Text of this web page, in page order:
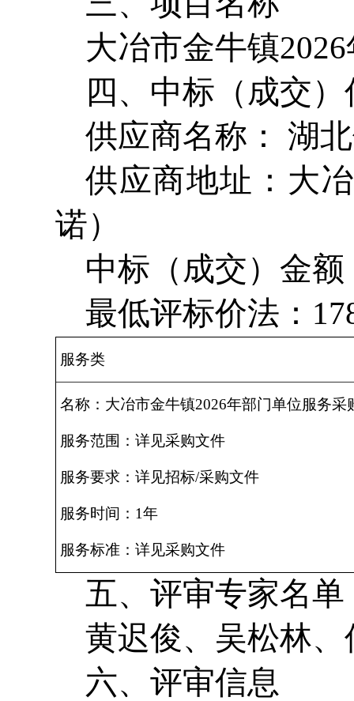
大冶市金牛镇
四、中标（成交）
供应商名称： 湖
供应商地址：大
诺）
中标（成交）金额
最低评标价法：
服务类
名称：大冶市金牛镇2026年部门单位服务采
服务范围：详见采购文件
服务要求：详见招标/采购文件
服务时间：1年
服务标准：详见采购文件
五、评审专家名单
黄迟俊、吴松林、
六、评审信息